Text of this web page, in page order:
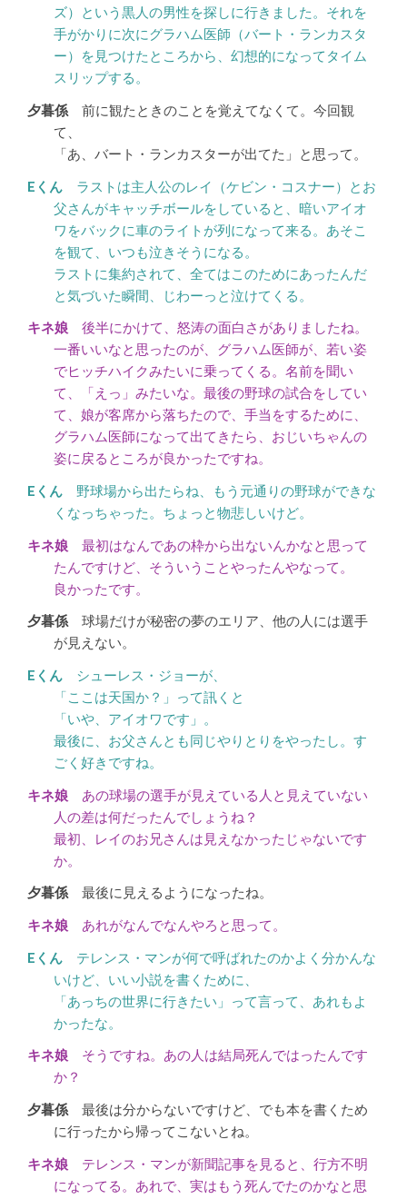
ズ）という黒人の男性を探しに行きました。それを
手がかりに次にグラハム医師（バート・ランカスタ
ー）を見つけたところから、幻想的になってタイム
スリップする。
前に観たときのことを覚えてなくて。今回観
て、
「あ、バート・ランカスターが出てた」と思って。
ラストは主人公のレイ（ケビン・コスナー）とお
父さんがキャッチボールをしていると、暗いアイオ
ワをバックに車のライトが列になって来る。あそこ
を観て、いつも泣きそうになる。
ラストに集約されて、全てはこのためにあったんだ
と気づいた瞬間、じわーっと泣けてくる。
後半にかけて、怒涛の面白さがありましたね。
一番いいなと思ったのが、グラハム医師が、若い姿
でヒッチハイクみたいに乗ってくる。名前を聞い
て、「えっ」みたいな。最後の野球の試合をしてい
て、娘が客席から落ちたので、手当をするために、
グラハム医師になって出てきたら、おじいちゃんの
姿に戻るところが良かったですね。
野球場から出たらね、もう元通りの野球ができな
くなっちゃった。ちょっと物悲しいけど。
最初はなんであの枠から出ないんかなと思って
たんですけど、そういうことやったんやなって。
良かったです。
球場だけが秘密の夢のエリア、他の人には選手
が見えない。
シューレス・ジョーが、
「ここは天国か？」って訊くと
「いや、アイオワです」。
最後に、お父さんとも同じやりとりをやったし。す
ごく好きですね。
あの球場の選手が見えている人と見えていない
人の差は何だったんでしょうね？
最初、レイのお兄さんは見えなかったじゃないです
か。
最後に見えるようになったね。
あれがなんでなんやろと思って。
テレンス・マンが何で呼ばれたのかよく分かんな
いけど、いい小説を書くために、
「あっちの世界に行きたい」って言って、あれもよ
かったな。
そうですね。あの人は結局死んではったんです
か？
最後は分からないですけど、でも本を書くため
に行ったから帰ってこないとね。
テレンス・マンが新聞記事を見ると、行方不明
になってる。あれで、実はもう死んでたのかなと思